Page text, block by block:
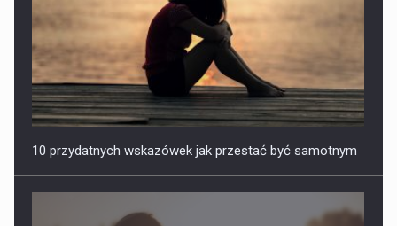
10 przydatnych wskazówek jak przestać być samotnym